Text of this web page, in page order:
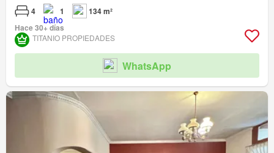
4 1
134 m²
Hace 30+ días
TITANIO PROPIEDADES
WhatsApp